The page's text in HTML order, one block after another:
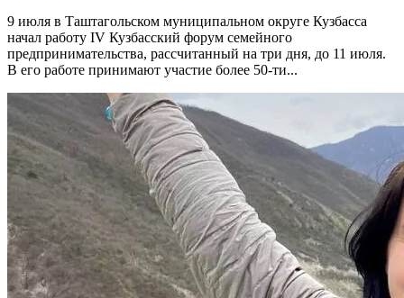
9 июля в Таштагольском муниципальном округе Кузбасса
начал работу IV Кузбасский форум семейного
предпринимательства, рассчитанный на три дня, до 11 июля.
В его работе принимают участие более 50-ти...